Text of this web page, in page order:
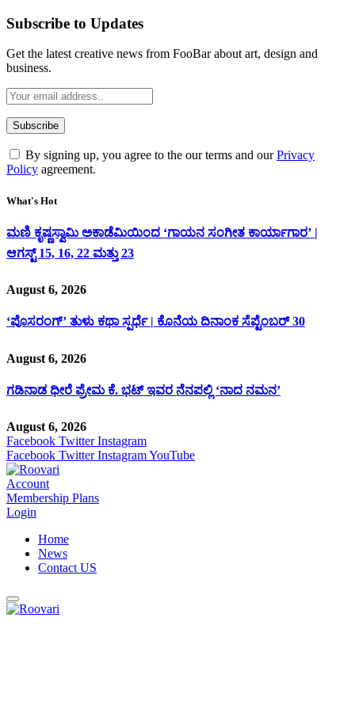
Subscribe to Updates
Get the latest creative news from FooBar about art, design and
business.
By signing up, you agree to the our terms and ourPrivacy
Policy agreement.
What's Hot
ಮಣಿ ಕೃಷ್ಣಸ್ವಾಮಿ ಅಕಾಡೆಮಿಯಿಂದ ‘ಗಾಯನ ಸಂಗೀತ ಕಾರ್ಯಾಗಾರ’ |
ಆಗಸ್ಟ್ 15, 16, 22 ಮತ್ತು 23
August 6, 2026
‘ಪೊಸರಂಗ್’ ತುಳು ಕಥಾ ಸ್ಪರ್ಧೆ | ಕೊನೆಯ ದಿನಾಂಕ ಸೆಪ್ಟೆಂಬರ್ 30
August 6, 2026
ಗಡಿನಾಡ ಧೀರೆ ಪ್ರೇಮ ಕೆ. ಭಟ್ ಇವರ ನೆನಪಲ್ಲಿ ‘ನಾದ ನಮನ’
August 6, 2026
Facebook Twitter Instagram
Facebook Twitter InstagramYouTube
Account
Membership Plans
Login
Home
News
Contact US